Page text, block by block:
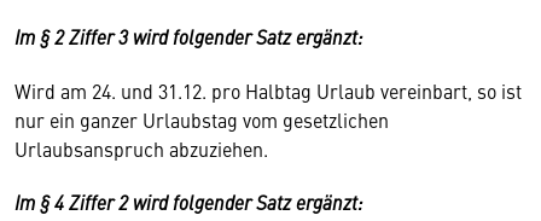
Im § 2 Ziffer 3 wird folgender Satz ergänzt:
Wird am 24. und 31.12. pro Halbtag Urlaub vereinbart, so ist
nur ein ganzer Urlaubstag vom gesetzlichen
Urlaubsanspruch abzuziehen.
Im § 4 Ziffer 2 wird folgender Satz ergänzt: